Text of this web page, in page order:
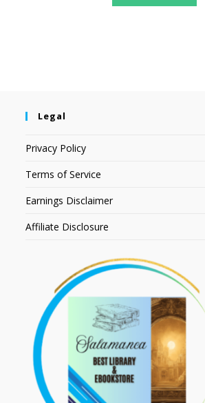
Legal
Privacy Policy
Terms of Service
Earnings Disclaimer
Affiliate Disclosure